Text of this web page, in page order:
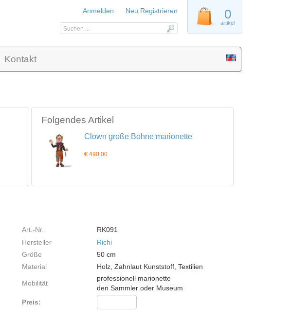
Kontakt
Folgendes Artikel
Clown große Bohne marionette
€ 490.00
Art.-Nr.
RK091
Hersteller
Richi
Größe
50 cm
Material
Holz, Zahnlaut Kunststoff, Textilien
Mobilität
professionell marionette
den Sammler oder Museum
Preis:
0
artikel
Anmelden Neu Registrieren